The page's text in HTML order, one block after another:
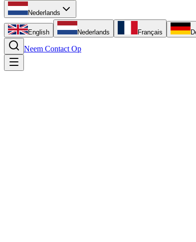
Nederlands
English Nederlands Français
Neem Contact Op